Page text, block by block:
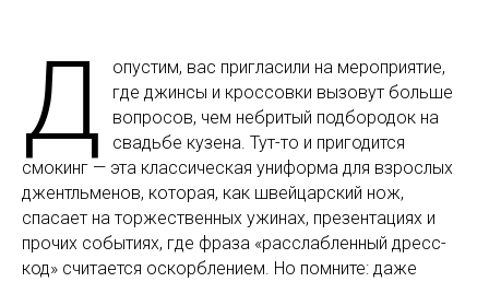
Д
опустим, вас пригласили на мероприятие,
где джинсы и кроссовки вызовут больше
вопросов, чем небритый подбородок на
свадьбе кузена. Тут-то и пригодится
смокинг — эта классическая униформа для взрослых
джентльменов, которая, как швейцарский нож,
спасает на торжественных ужинах, презентациях и
прочих событиях, где фраза «расслабленный дресс-
код» считается оскорблением. Но помните: даже